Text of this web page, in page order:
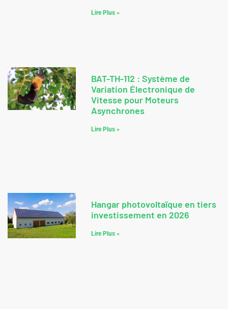
Lire Plus »
BAT-TH-112 : Système de
Variation Électronique de
Vitesse pour Moteurs
Asynchrones
Lire Plus »
Hangar photovoltaïque en tiers
investissement en 2026
Lire Plus »